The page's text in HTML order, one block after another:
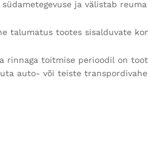
ja välistab
talumatus tootes sisalduvate
rinnaga toitmise perioodil on
auto- või teiste